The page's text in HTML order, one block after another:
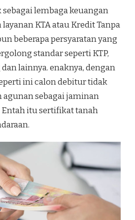
sebagai lembaga keuangan
KTA atau Kredit Tanpa
beberapa persyaratan yang
standar seperti KTP,
lainnya. enaknya, dengan
ini calon debitur tidak
sebagai jaminan
itu sertifikat tanah